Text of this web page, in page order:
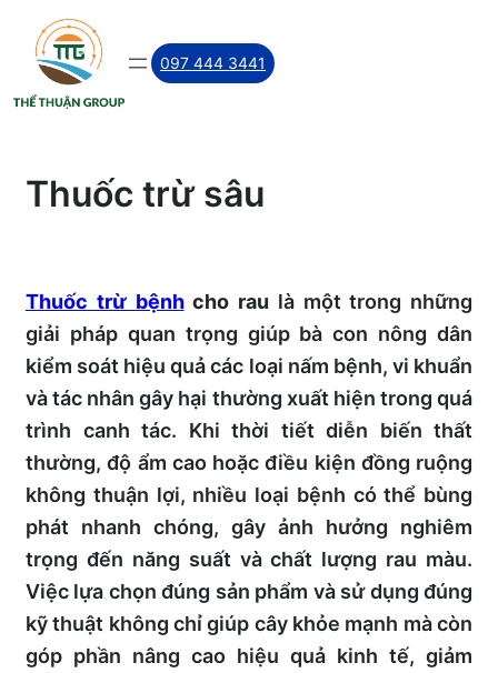
Skip
content
097 444 3441
Thuốc trừ sâu
Thuốc trừ bệnhcho rau là một trong những
giải pháp quan trọng giúp bà con nông dân
kiểm soát hiệu quả các loại nấm bệnh, vi khuẩn
và tác nhân gây hại thường xuất hiện trong quá
trình canh tác. Khi thời tiết diễn biến thất
thường, độ ẩm cao hoặc điều kiện đồng ruộng
không thuận lợi, nhiều loại bệnh có thể bùng
phát nhanh chóng, gây ảnh hưởng nghiêm
trọng đến năng suất và chất lượng rau màu.
Việc lựa chọn đúng sản phẩm và sử dụng đúng
kỹ thuật không chỉ giúp cây khỏe mạnh mà còn
góp phần nâng cao hiệu quả kinh tế, giảm